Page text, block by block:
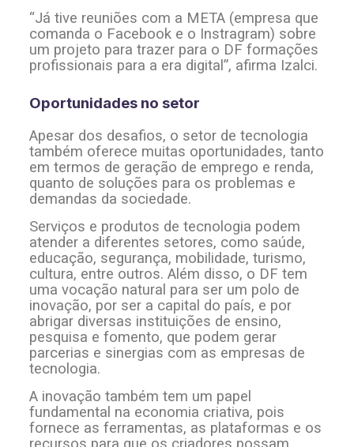
“Já tive reuniões com a META (empresa que
comanda o Facebook e o Instragram) sobre
um projeto para trazer para o DF formações
profissionais para a era digital”, afirma Izalci.
Oportunidades no setor
Apesar dos desafios, o setor de tecnologia
também oferece muitas oportunidades, tanto
em termos de geração de emprego e renda,
quanto de soluções para os problemas e
demandas da sociedade.
Serviços e produtos de tecnologia podem
atender a diferentes setores, como saúde,
educação, segurança, mobilidade, turismo,
cultura, entre outros. Além disso, o DF tem
uma vocação natural para ser um polo de
inovação, por ser a capital do país, e por
abrigar diversas instituições de ensino,
pesquisa e fomento, que podem gerar
parcerias e sinergias com as empresas de
tecnologia.
A inovação também tem um papel
fundamental na economia criativa, pois
fornece as ferramentas, as plataformas e os